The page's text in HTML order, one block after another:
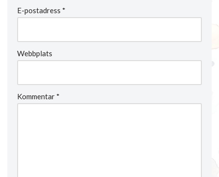
E-postadress *
Webbplats
Kommentar *